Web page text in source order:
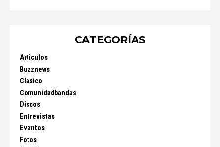
CATEGORÍAS
Articulos
Buzznews
Clasico
Comunidadbandas
Discos
Entrevistas
Eventos
Fotos